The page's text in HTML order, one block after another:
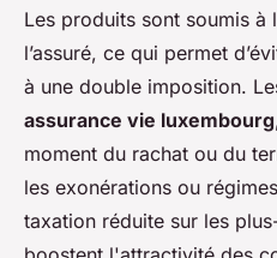
Les produits sont soumis à
l’assuré, ce qui permet
à une double imposition.
assurance vie luxembourg
moment du rachat ou du
les exonérations ou
taxation réduite sur les